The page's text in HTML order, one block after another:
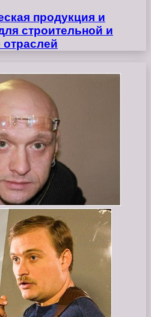
продукция и
строительной и